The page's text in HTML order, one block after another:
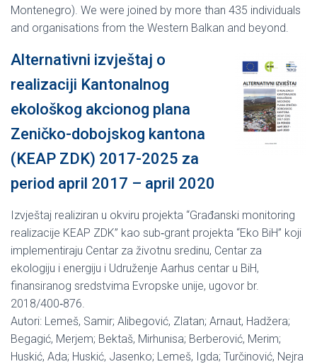
Montenegro). We were joined by more than 435 individuals
and organisations from the Western Balkan and beyond.
Alternativni izvještaj o
realizaciji Kantonalnog
ekološkog akcionog plana
Zeničko-dobojskog kantona
(KEAP ZDK) 2017-2025 za
period april 2017 – april 2020
Izvještaj realiziran u okviru projekta “Građanski monitoring
realizacije KEAP ZDK” kao sub‐grant projekta “Eko BiH” koji
implementiraju Centar za životnu sredinu, Centar za
ekologiju i energiju i Udruženje Aarhus centar u BiH,
finansiranog sredstvima Evropske unije, ugovor br.
2018/400‐876.
Autori: Lemeš, Samir; Alibegović, Zlatan; Arnaut, Hadžera;
Begagić, Merjem; Bektaš, Mirhunisa; Berberović, Merim;
Huskić, Ada; Huskić, Jasenko; Lemeš, Igda; Turčinović, Nejra